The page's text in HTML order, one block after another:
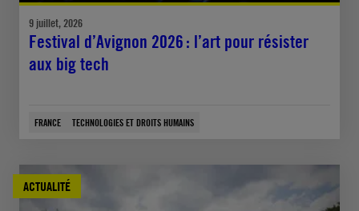
9 juillet, 2026
Festival d’Avignon 2026 : l’art pour résister
aux big tech
FRANCE TECHNOLOGIES ET DROITS HUMAINS
ACTUALITÉ